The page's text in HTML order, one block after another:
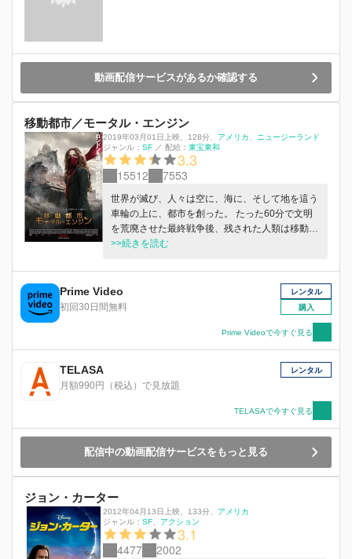
動画配信サービスがあるか確認する
移動都市／モータル・エンジン
2019年03月01日上映、 128分、 アメリカ
ニュージーランド
ジャンル： SF ／ 配給： 東宝東和
3.3
15512 7553
世界が滅び、人々は空に、海に、そして地を這う
車輪の上に、都市を創った。 たった60分で文明
を荒廃させた最終戦争後、残された人類は移動型
の都市を創り出し、他の小さな都市を駆逐し、捕
地上は“都市が都市を喰う”、弱肉強食の世界へと
姿を変えた。 この荒野は巨大移動都市・ロンド
ンによって支配されようとしていた。 ロンドン
は捕食した都市の資源を再利用し、人間を奴隷化
することで成長し続ける。 小さな都市と人々
は、その圧倒的な存在を前に逃げるようにして生
きるしかなかった。 いつ喰われるかもしれない
絶望的な日々の中、その目に激しい怒りを宿した
一人の少女が反撃へと動き出す。
>>続きを読む
Prime Video
初回30日間無料
レンタル
購入
Prime Videoで今すぐ見る
TELASA
月額990円（税込）で見放題
レンタル
TELASAで今すぐ見る
配信中の動画配信サービスをもっと見る
ジョン・カーター
2012年04月13日上映、 133分、 アメリカ
ジャンル： SF アクション
3.1
4477 2002